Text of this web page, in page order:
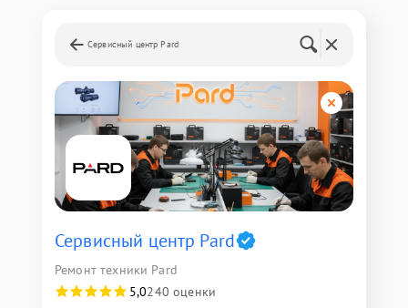
Сервисный центр Pard
Сервисный центр Pard
Ремонт техники Pard
5,0240 оценки